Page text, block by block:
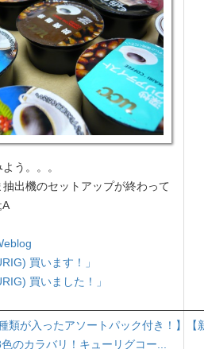
う。。。
出機のセットアップが終わって
買います！」
買いました！」